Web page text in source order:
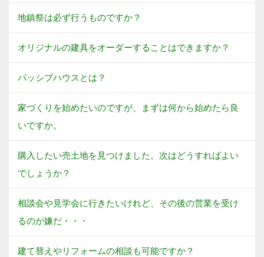
地鎮祭は必ず行うものですか？
オリジナルの建具をオーダーすることはできますか？
パッシブハウスとは？
家づくりを始めたいのですが、まずは何から始めたら良
いですか。
購入したい売土地を見つけました。次はどうすればよい
でしょうか？
相談会や見学会に行きたいけれど、その後の営業を受け
るのが嫌だ・・・
建て替えやリフォームの相談も可能ですか？